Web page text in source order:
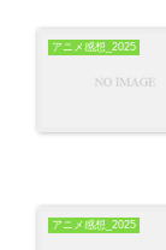
アニメ感想_2025
アニメ感想_2025